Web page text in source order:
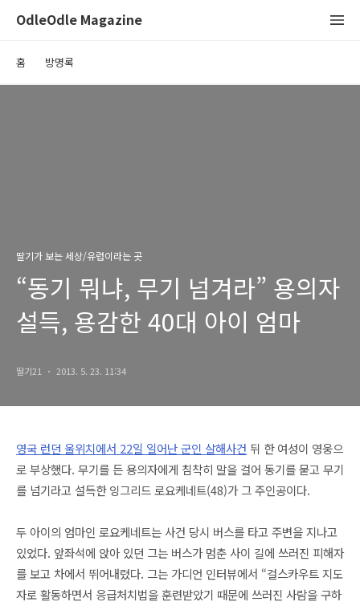
OdleOdle Magazine
홈 방명록
딸기가 보는 세상/유럽이라는 곳
“동기 뭐냐, 무기 넘겨라” 용의자
설득, 용감한 40대 아이 엄마
딸기21 2013. 5. 23. 11:34
영국 런던 울위치에서 22일 일어난 군인 살해사건 뒤 한 여성이 영웅으
로 부상했다. 무기를 든 용의자에게 침착히 말을 걸어 동기를 묻고 무기
를 넘기라고 설득한 잉그리드 로요케네트(48)가 그 주인공이다.
두 아이의 엄마인 로요케네트는 사건 당시 버스를 타고 주변을 지나고
있었다. 앞좌석에 앉아 있던 그는 버스가 멈춘 사이 길에 쓰러진 피해자
를 보고 차에서 뛰어내렸다. 그는 가디언 인터뷰에서 “걸스카우트 지도
자로 활동하면서 응급처치법을 훈련받았기 때문에 쓰러진 사람을 구하